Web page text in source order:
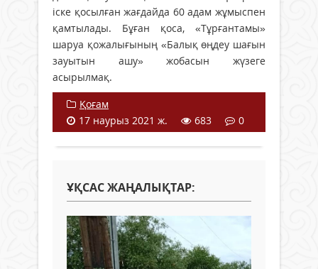
іске қосылған жағдайда 60 адам жұмыспен
қамтылады. Бұған қоса, «Тұрғантамы»
шаруа қожалығының «Балық өңдеу шағын
зауытын ашу» жобасын жүзеге
асырылмақ.
Қоғам
17 наурыз 2021 ж.
683 0
ҰҚСАС ЖАҢАЛЫҚТАР: